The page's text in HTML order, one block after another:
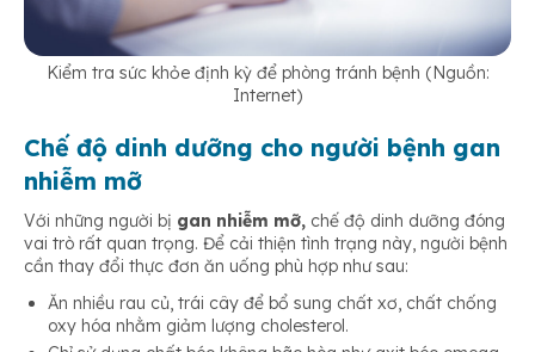
Kiểm tra sức khỏe định kỳ để phòng tránh bệnh (Nguồn:
Internet)
Chế độ dinh dưỡng cho người bệnh gan
nhiễm mỡ
Với những người bị gan nhiễm mỡ, chế độ dinh dưỡng đóng
vai trò rất quan trọng. Để cải thiện tình trạng này, người bệnh
cần thay đổi thực đơn ăn uống phù hợp như sau:
Ăn nhiều rau củ, trái cây để bổ sung chất xơ, chất chống
oxy hóa nhằm giảm lượng cholesterol.